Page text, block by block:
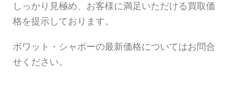
しっかり見極め、お客様に満足いただける買取価
格を提示しております。
ボワット・シャポーの最新価格についてはお問合
せください。